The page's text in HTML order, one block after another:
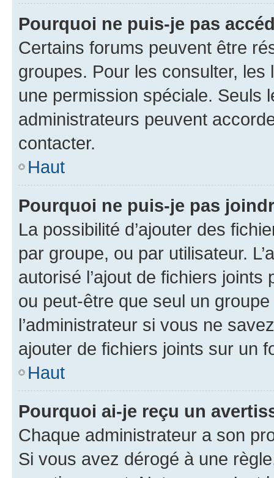
Pourquoi ne puis-je pas
Certains forums peuvent être
groupes. Pour les consulter,
une permission spéciale. Seuls
administrateurs peuvent
contacter.
Haut
Pourquoi ne puis-je pas
La possibilité d’ajouter des
par groupe, ou par utilisateur.
autorisé l’ajout de fichiers
ou peut-être que seul un
l’administrateur si vous ne
ajouter de fichiers joints sur un
Haut
Pourquoi ai-je reçu un
Chaque administrateur a son
Si vous avez dérogé à une